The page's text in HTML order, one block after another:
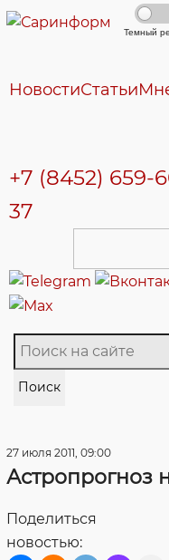
Темный
НовостиСтатьи
+7 (8452) 659-
37
Поиск
27 июля 2011, 09:00
Астропрогноз
Поделиться
новостью: